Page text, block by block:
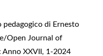
pedagogico di Ernesto
Open Journal of
Anno XXVII, 1-2024